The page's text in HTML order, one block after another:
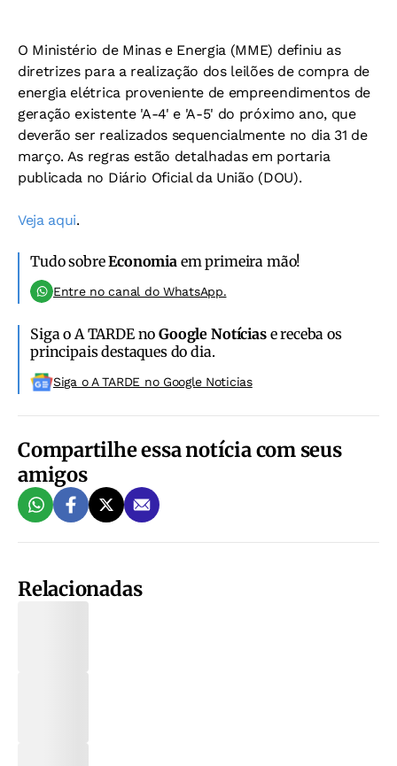
O Ministério de Minas e Energia (MME) definiu as
diretrizes para a realização dos leilões de compra de
energia elétrica proveniente de empreendimentos de
geração existente 'A-4' e 'A-5' do próximo ano, que
deverão ser realizados sequencialmente no dia 31 de
março. As regras estão detalhadas em portaria
publicada no Diário Oficial da União (DOU).
Veja aqui.
Tudo sobreEconomiaem primeira mão!
Entre no canal do WhatsApp.
Siga o A TARDE noGoogle Notíciase receba os
principais destaques do dia.
Siga o A TARDE no Google Noticias
Compartilhe essa notícia com seus
amigos
Relacionadas